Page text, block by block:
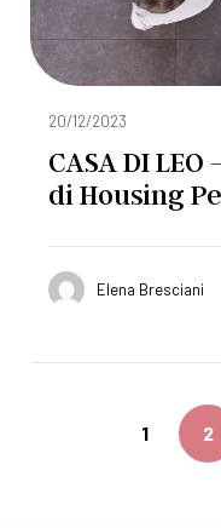
20/12/2023
CASA DI
di Housing
Elena Bresciani
1 2